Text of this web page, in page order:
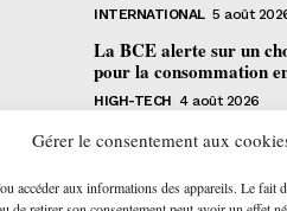
Gérer le consentement aux
aux informations des appareils. Le fait
INTERNATIONAL 5 août
La BCE alerte sur un
pour la consommation
HIGH-TECH 4 août 2026
Bourse de Tunis : les
ENTREPRISES 4 août 2026